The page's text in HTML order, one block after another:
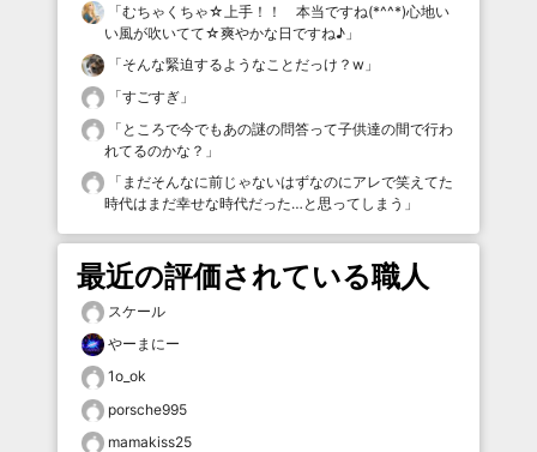
「むちゃくちゃ☆上手！！ 本当ですね(*^^*)心地い
い風が吹いてて☆爽やかな日ですね♪ 」
「そんな緊迫するようなことだっけ？w 」
「すごすぎ 」
「 ところで今でもあの謎の問答って子供達の間で行わ
れてるのかな？ 」
「 まだそんなに前じゃないはずなのにアレで笑えてた
時代はまだ幸せな時代だった…と思ってしまう 」
最近の評価されている職人
スケール
やーまにー
1o_ok
porsche995
mamakiss25